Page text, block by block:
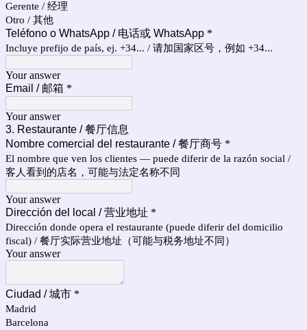
Gerente / 经理
Otro / 其他
Teléfono o WhatsApp / 电话或 WhatsApp *
Incluye prefijo de país, ej. +34... / 请加国家区号，例如 +34...
Your answer
Email / 邮箱 *
Your answer
3. Restaurante / 餐厅信息
Nombre comercial del restaurante / 餐厅商号 *
El nombre que ven los clientes — puede diferir de la razón social /
客人看到的店名，可能与法定名称不同
Your answer
Dirección del local / 营业地址 *
Dirección donde opera el restaurante (puede diferir del domicilio
fiscal) / 餐厅实际营业地址（可能与税务地址不同）
Your answer
Ciudad / 城市 *
Madrid
Barcelona